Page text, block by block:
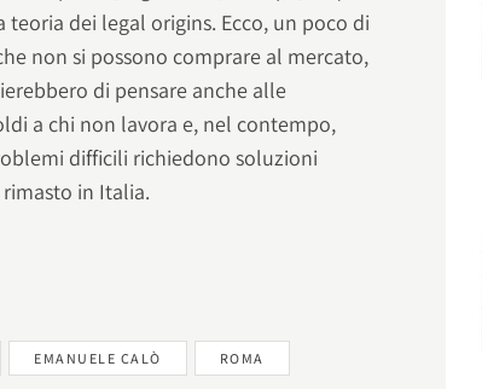
teoria dei legal origins. Ecco, un poco di
non si possono comprare al mercato,
di pensare anche alle
a chi non lavora e, nel contempo,
difficili richiedono soluzioni
in Italia.
EMANUELE CALÒ ROMA